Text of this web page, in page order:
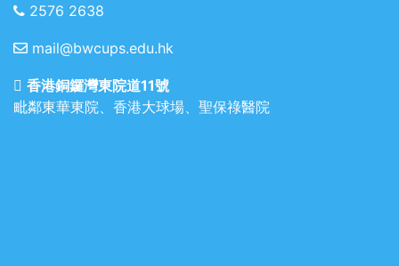
2576 2638
mail@bwcups.edu.hk
香港銅鑼灣東院道11號
毗鄰東華東院、香港大球場、聖保祿醫院